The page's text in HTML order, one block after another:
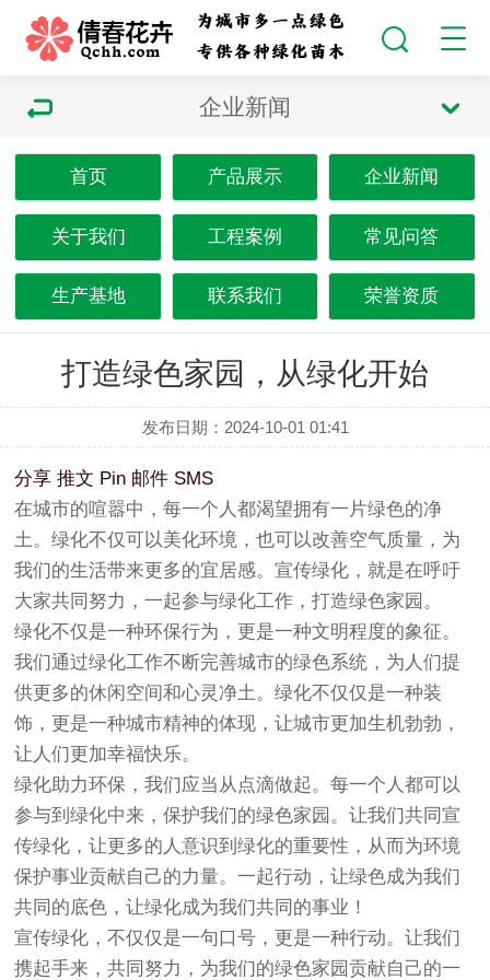
企业新闻
首页 产品展示 企业新闻
关于我们 工程案例 常见问答
生产基地 联系我们 荣誉资质
打造绿色家园，从绿化开始
发布日期：2024-10-01 01:41
分享 推文 Pin 邮件 SMS
在城市的喧嚣中，每一个人都渴望拥有一片绿色的净
土。绿化不仅可以美化环境，也可以改善空气质量，为
我们的生活带来更多的宜居感。宣传绿化，就是在呼吁
大家共同努力，一起参与绿化工作，打造绿色家园。
绿化不仅是一种环保行为，更是一种文明程度的象征。
我们通过绿化工作不断完善城市的绿色系统，为人们提
供更多的休闲空间和心灵净土。绿化不仅仅是一种装
饰，更是一种城市精神的体现，让城市更加生机勃勃，
让人们更加幸福快乐。
绿化助力环保，我们应当从点滴做起。每一个人都可以
参与到绿化中来，保护我们的绿色家园。让我们共同宣
传绿化，让更多的人意识到绿化的重要性，从而为环境
保护事业贡献自己的力量。一起行动，让绿色成为我们
共同的底色，让绿化成为我们共同的事业！
宣传绿化，不仅仅是一句口号，更是一种行动。让我们
携起手来，共同努力，为我们的绿色家园贡献自己的一